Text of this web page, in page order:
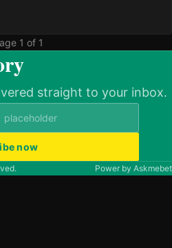
1 of 1
straight to your inbox.
now
Power by Askmebet